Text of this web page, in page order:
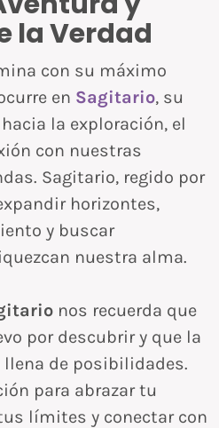
la Verdad
con su máximo
en Sagitario, su
la exploración, el
con nuestras
Sagitario, regido por
horizontes,
y buscar
nuestra alma.
nos recuerda que
por descubrir y que la
de posibilidades.
para abrazar tu
límites y conectar con